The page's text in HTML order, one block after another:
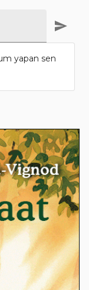
yapan sen